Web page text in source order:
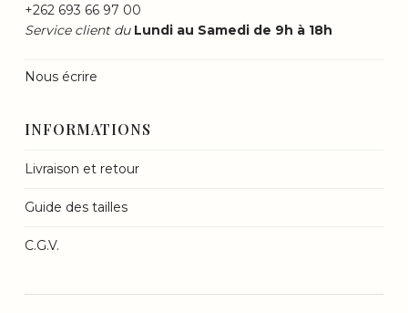
+262 693 66 97 00
Service client du Lundi au Samedi de 9h à 18h
Nous écrire
INFORMATIONS
Livraison et retour
Guide des tailles
C.G.V.